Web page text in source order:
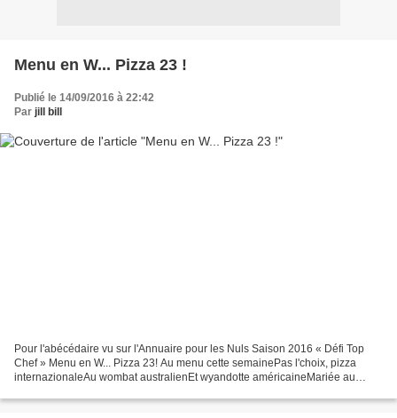
Menu en W... Pizza 23 !
Publié le 14/09/2016 à 22:42
Par jill bill
Pour l'abécédaire vu sur l'Annuaire pour les Nuls Saison 2016 « Défi Top
Chef » Menu en W... Pizza 23! Au menu cette semainePas l'choix, pizza
internazionaleAu wombat australienEt wyandotte américaineMariée au